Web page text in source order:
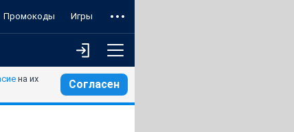
Промокоды Игры
на их
Согласен